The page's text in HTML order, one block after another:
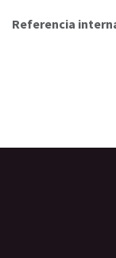
Referencia